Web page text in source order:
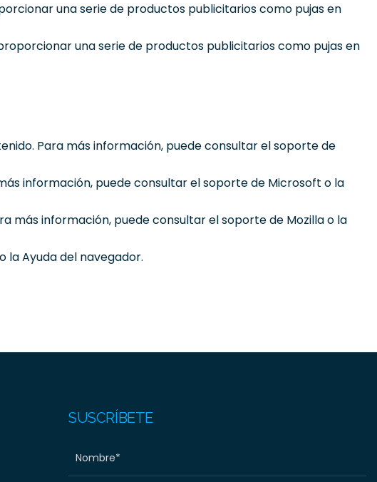
una serie de productos publicitarios como pujas en
una serie de productos publicitarios como pujas en
Para más información, puede consultar el soporte de
información, puede consultar el soporte de Microsoft o la
más información, puede consultar el soporte de Mozilla o la
la Ayuda del navegador.
SUSCRÍBETE